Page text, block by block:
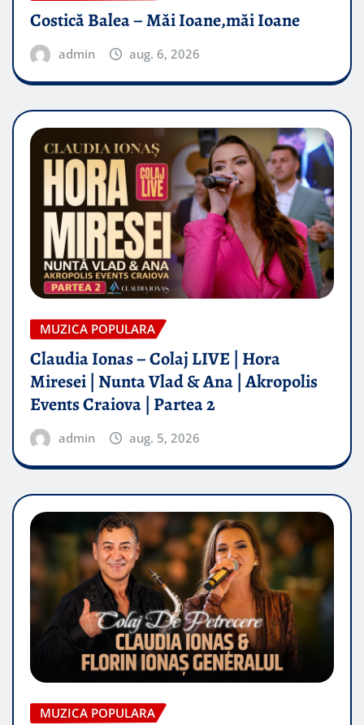
Costică Balea – Măi Ioane,măi Ioane
admin aug. 6, 2026
MUZICA POPULARA
Claudia Ionas – Colaj LIVE | Hora
Miresei | Nunta Vlad & Ana | Akropolis
Events Craiova | Partea 2
admin aug. 5, 2026
MUZICA POPULARA